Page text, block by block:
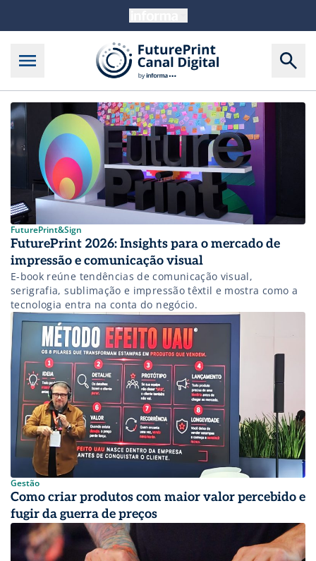
FuturePrint&Sign Digital
FuturePrint&Sign
FuturePrint 2026: Insights para o mercado de
impressão e comunicação visual
E-book reúne tendências de comunicação visual,
serigrafia, sublimação e impressão têxtil e mostra como a
tecnologia entra na conta do negócio.
Gestão
Como criar produtos com maior valor percebido e
fugir da guerra de preços